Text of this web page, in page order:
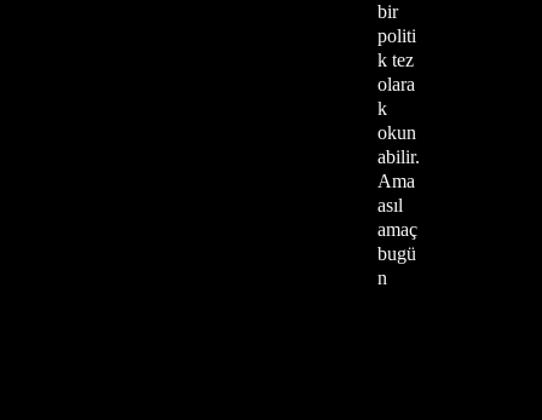
bir
politi
k tez
olara
k
okun
abilir.
Ama
asıl
amaç
bugü
n